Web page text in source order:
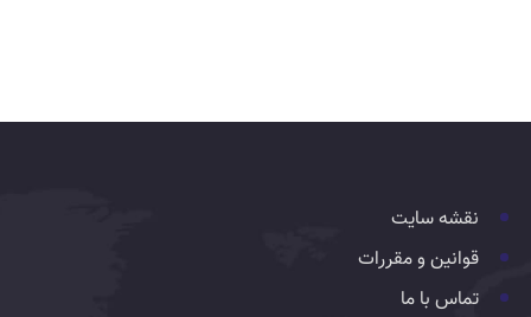
نقشه سایت
قوانین و مقررات
تماس با ما